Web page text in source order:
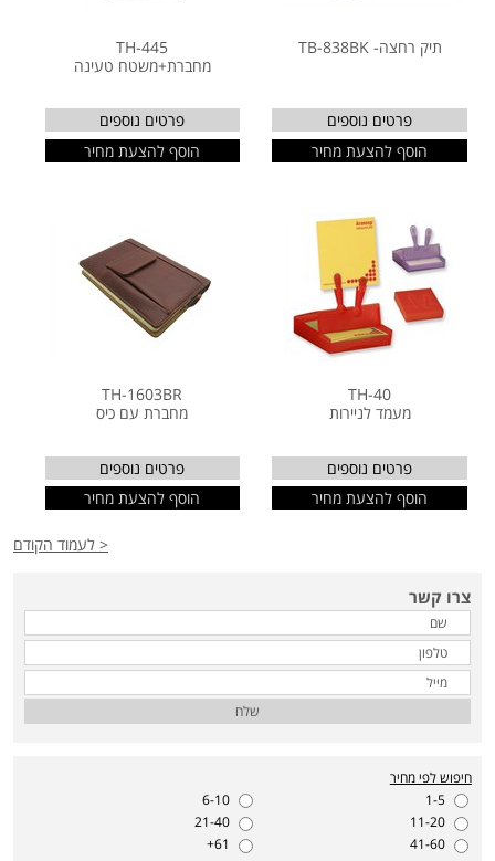
תיק רחצה- TB-838BK
פרטים נוספים
הוסף להצעת מחיר
TH-445
מחברת+משטח טעינה
פרטים נוספים
הוסף להצעת מחיר
TH-40
מעמד לניירות
פרטים נוספים
הוסף להצעת מחיר
TH-1603BR
מחברת עם כיס
פרטים נוספים
הוסף להצעת מחיר
< לעמוד הקודם
צרו קשר
שלח
חיפוש לפי מחיר
1-5
6-10
11-20
21-40
41-60
61+